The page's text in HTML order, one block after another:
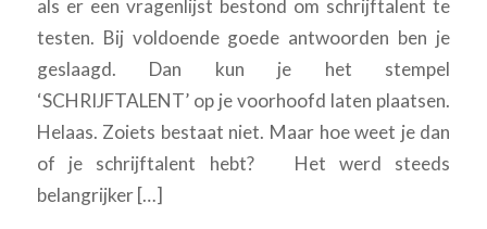
als er een vragenlijst bestond om schrijftalent te
testen. Bij voldoende goede antwoorden ben je
geslaagd. Dan kun je het stempel
‘SCHRIJFTALENT’ op je voorhoofd laten plaatsen.
Helaas. Zoiets bestaat niet. Maar hoe weet je dan
of je schrijftalent hebt? Het werd steeds
belangrijker […]